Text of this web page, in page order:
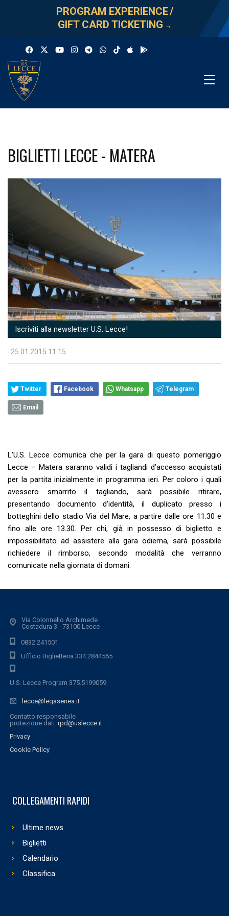
PROGRAM EXPERIENCE/
GIFT CARD TICKETING →
BIGLIETTI LECCE - MATERA
Iscriviti alla newsletter U.S. Lecce!
25.01.2015 11:15
Twitter Facebook Whatsapp Telegram
Email
L’U.S. Lecce comunica che per la gara di questo pomeriggio
Lecce – Matera saranno validi i tagliandi d’accesso acquistati
per la partita inizialmente in programma ieri. Per coloro i quali
avessero smarrito il tagliando, sarà possibile ritirare,
presentando documento d’identità, il duplicato presso i
botteghini dello stadio Via del Mare, a partire dalle ore 11.30 e
fino alle ore 13.30. Per chi, già in possesso di biglietto e
impossibilitato ad assistere alla gara odierna, sarà possibile
richiedere il rimborso, secondo modalità che verranno
comunicate nella giornata di domani.
Via Colonnello Archimede
Costadura 3 - 73100 Lecce
0832.241501
Ufficio Biglietteria 334.2844565
U.S. Lecce Program 375.5199059
lecce@legaseriea.it
Contatto responsabile
protezione dati: rpd@uslecce.it
Privacy
Cookie Policy
COLLEGAMENTI RAPIDI
Ultime news
Biglietti
Calendario
Classifica